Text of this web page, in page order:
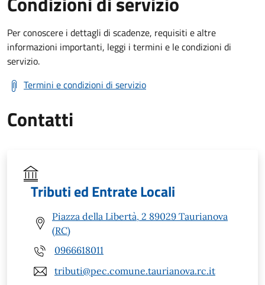
Per conoscere i dettagli di scadenze, requisiti e altre
informazioni importanti, leggi i termini e le condizioni di
servizio.
Termini e condizioni di servizio
Contatti
Tributi ed Entrate Locali
Piazza della Libertà, 2 89029 Taurianova
(RC)
0966618011
tributi@pec.comune.taurianova.rc.it